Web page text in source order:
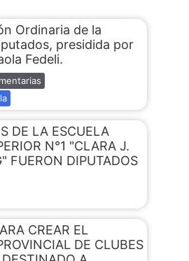
Ordinaria de la
presidida por
Fedeli.
DE LA ESCUELA
N°1 "CLARA J.
FUERON DIPUTADOS
CREAR EL
DE CLUBES